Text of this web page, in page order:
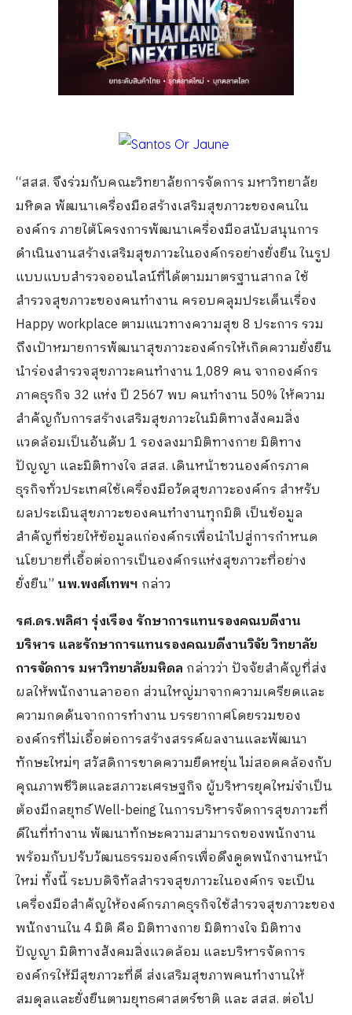
“สสส. จึงร่วมกับคณะวิทยาลัยการจัดการ มหาวิทยาลัย
มหิดล พัฒนาเครื่องมือสร้างเสริมสุขภาวะของคนใน
องค์กร ภายใต้โครงการพัฒนาเครื่องมือสนับสนุนการ
ดำเนินงานสร้างเสริมสุขภาวะในองค์กรอย่างยั่งยืน ในรูป
แบบแบบสำรวจออนไลน์ที่ได้ตามมาตรฐานสากล ใช้
สำรวจสุขภาวะของคนทำงาน ครอบคลุมประเด็นเรื่อง
Happy workplace ตามแนวทางความสุข 8 ประการ รวม
ถึงเป้าหมายการพัฒนาสุขภาวะองค์กรให้เกิดความยั่งยืน
นำร่องสำรวจสุขภาวะคนทำงาน 1,089 คน จากองค์กร
ภาคธุรกิจ 32 แห่ง ปี 2567 พบ คนทำงาน 50% ให้ความ
สำคัญกับการสร้างเสริมสุขภาวะในมิติทางสังคมสิ่ง
แวดล้อมเป็นอันดับ 1 รองลงมามิติทางกาย มิติทาง
ปัญญา และมิติทางใจ สสส. เดินหน้าชวนองค์กรภาค
ธุรกิจทั่วประเทศใช้เครื่องมือวัดสุขภาวะองค์กร สำหรับ
ผลประเมินสุขภาวะของคนทำงานทุกมิติ เป็นข้อมูล
สำคัญที่ช่วยให้ข้อมูลแก่องค์กรเพื่อนำไปสู่การกำหนด
นโยบายที่เอื้อต่อการเป็นองค์กรแห่งสุขภาวะที่อย่าง
ยั่งยืน” นพ.พงศ์เทพฯ กล่าว
รศ.ดร.พลิศา รุ่งเรือง รักษาการแทนรองคณบดีงาน
บริหาร และรักษาการแทนรองคณบดีงานวิจัย วิทยาลัย
การจัดการ มหาวิทยาลัยมหิดล กล่าวว่า ปัจจัยสำคัญที่ส่ง
ผลให้พนักงานลาออก ส่วนใหญ่มาจากความเครียดและ
ความกดดันจากการทำงาน บรรยากาศโดยรวมของ
องค์กรที่ไม่เอื้อต่อการสร้างสรรค์ผลงานและพัฒนา
ทักษะใหม่ๆ สวัสดิการขาดความยืดหยุ่น ไม่สอดคล้องกับ
คุณภาพชีวิตและสภาวะเศรษฐกิจ ผู้บริหารยุคใหม่จำเป็น
ต้องมีกลยุทธ์ Well-being ในการบริหารจัดการสุขภาวะที่
ดีในที่ทำงาน พัฒนาทักษะความสามารถของพนักงาน
พร้อมกับปรับวัฒนธรรมองค์กรเพื่อดึงดูดพนักงานหน้า
ใหม่ ทั้งนี้ ระบบดิจิทัลสำรวจสุขภาวะในองค์กร จะเป็น
เครื่องมือสำคัญให้องค์กรภาคธุรกิจใช้สำรวจสุขภาวะของ
พนักงานใน 4 มิติ คือ มิติทางกาย มิติทางใจ มิติทาง
ปัญญา มิติทางสังคมสิ่งแวดล้อม และบริหารจัดการ
องค์กรให้มีสุขภาวะที่ดี ส่งเสริมสุขภาพคนทำงานให้
สมดุลและยั่งยืนตามยุทธศาสตร์ชาติ และ สสส. ต่อไป